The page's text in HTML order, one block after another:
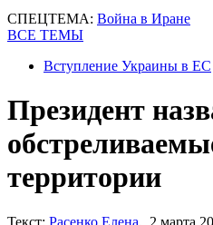
СПЕЦТЕМА: Война в Иране
ВСЕ ТЕМЫ
Вступление Украины в ЕС
Президент
территории
Текст: Расенко Елена, 2 марта